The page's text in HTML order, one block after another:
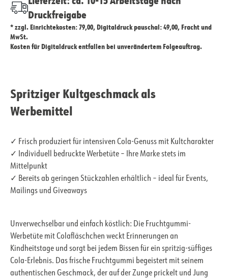
Druckfreigabe
* zzgl. Einrichtekosten: 79,00, Digitaldruck pauschal: 49,00, Fracht und
MwSt.
Kosten für Digitaldruck entfallen bei unverändertem Folgeauftrag.
Spritziger Kultgeschmack als
Werbemittel
✓ Frisch produziert für intensiven Cola-Genuss mit Kultcharakter
✓ Individuell bedruckte Werbetüte – Ihre Marke stets im
Mittelpunkt
✓ Bereits ab geringen Stückzahlen erhältlich – ideal für Events,
Mailings und Giveaways
Unverwechselbar und einfach köstlich: Die Fruchtgummi-
Werbetüte mit Colafläschchen weckt Erinnerungen an
Kindheitstage und sorgt bei jedem Bissen für ein spritzig-süffiges
Cola-Erlebnis. Das frische Fruchtgummi begeistert mit seinem
authentischen Geschmack, der auf der Zunge prickelt und Jung